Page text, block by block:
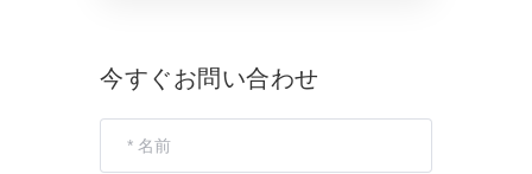
今すぐお問い合わせ